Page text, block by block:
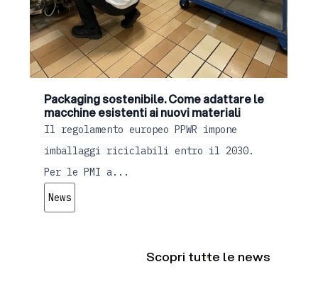
Packaging sostenibile. Come adattare le
macchine esistenti ai nuovi materiali
Il regolamento europeo PPWR impone
imballaggi riciclabili entro il 2030.
Per le PMI a...
News
Scopri tutte le news